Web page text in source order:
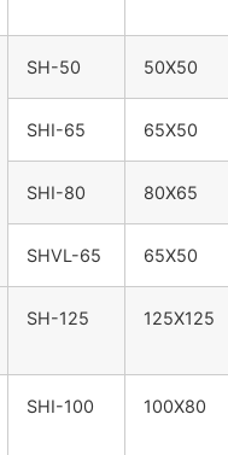
SH-50 50X50
SHI-65 65X50
SHI-80 80X65
SHVL-65 65X50
SH-125 125X125
SHI-100 100X80